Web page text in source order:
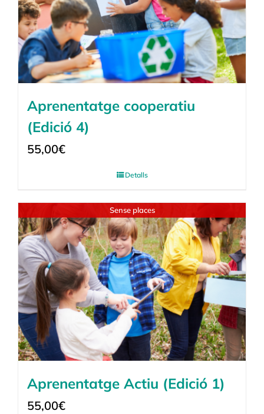
Aprenentatge cooperatiu
(Edició 4)
55,00€
Detalls
Sense places
Aprenentatge Actiu (Edició 1)
55,00€